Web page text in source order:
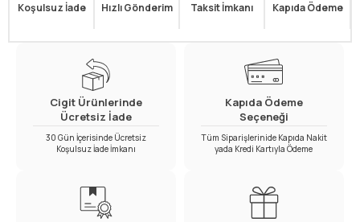
Koşulsuz İade Hızlı Gönderim Taksit İmkanı Kapıda Ödeme
Cigit Ürünlerinde
Ücretsiz İade
30 Gün İçerisinde Ücretsiz
Koşulsuz İade İmkanı
Kapıda Ödeme
Seçeneği
Tüm Siparişlerinide Kapıda Nakit
yada Kredi Kartıyla Ödeme